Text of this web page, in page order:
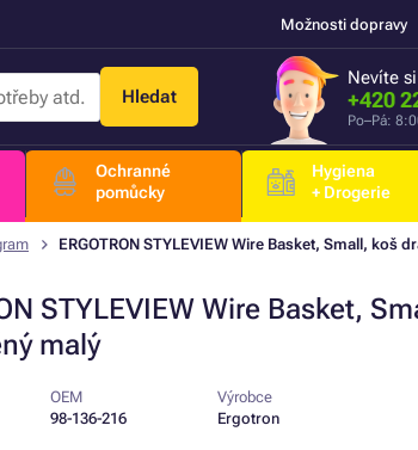
Možnosti dopravy
Hledat
Nevíte
+420
Po–Pá:
Ochranné
pomůcky
Hygiena
+ Drogerie
ERGOTRON STYLEVIEW Wire Basket, Small, koš
STYLEVIEW Wire Basket,
malý
OEM
98-136-216
Výrobce
Ergotron